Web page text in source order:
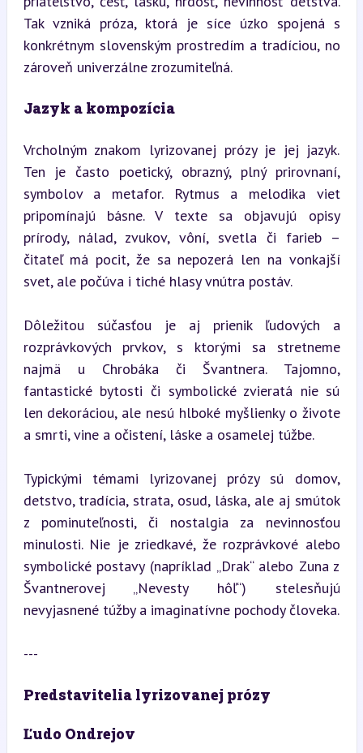
Tak vzniká próza, ktorá je síce úzko spojená s
konkrétnym slovenským prostredím a tradíciou, no
zároveň univerzálne zrozumiteľná.
Jazyk a kompozícia
Vrcholným znakom lyrizovanej prózy je jej jazyk.
Ten je často poetický, obrazný, plný prirovnaní,
symbolov a metafor. Rytmus a melodika viet
pripomínajú básne. V texte sa objavujú opisy
prírody, nálad, zvukov, vôní, svetla či farieb –
čitateľ má pocit, že sa nepozerá len na vonkajší
svet, ale počúva i tiché hlasy vnútra postáv.
Dôležitou súčasťou je aj prienik ľudových a
rozprávkových prvkov, s ktorými sa stretneme
najmä u Chrobáka či Švantnera. Tajomno,
fantastické bytosti či symbolické zvieratá nie sú
len dekoráciou, ale nesú hlboké myšlienky o živote
a smrti, vine a očistení, láske a osamelej túžbe.
Typickými témami lyrizovanej prózy sú domov,
detstvo, tradícia, strata, osud, láska, ale aj smútok
z pominuteľnosti, či nostalgia za nevinnosťou
minulosti. Nie je zriedkavé, že rozprávkové alebo
symbolické postavy (napríklad „Drak“ alebo Zuna z
Švantnerovej „Nevesty hôľ“) stelesňujú
nevyjasnené túžby a imaginatívne pochody človeka.
---
Predstavitelia lyrizovanej prózy
Ľudo Ondrejov